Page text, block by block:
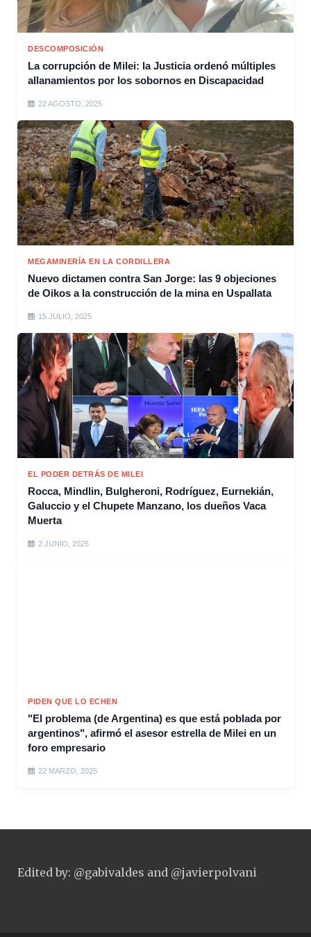
DESCOMPOSICIÓN
La corrupción de Milei: la Justicia ordenó múltiples
allanamientos por los sobornos en Discapacidad
22 AGOSTO, 2025
MEGAMINERÍA EN LA CORDILLERA
Nuevo dictamen contra San Jorge: las 9 objeciones
de Oikos a la construcción de la mina en Uspallata
15 JULIO, 2025
EL PODER DETRÁS DE MILEI
Rocca, Mindlin, Bulgheroni, Rodríguez, Eurnekián,
Galuccio y el Chupete Manzano, los dueños Vaca
Muerta
2 JUNIO, 2025
PIDEN QUE LO ECHEN
"El problema (de Argentina) es que está poblada por
argentinos", afirmó el asesor estrella de Milei en un
foro empresario
22 MARZO, 2025
Edited by: @gabivaldes and @javierpolvani